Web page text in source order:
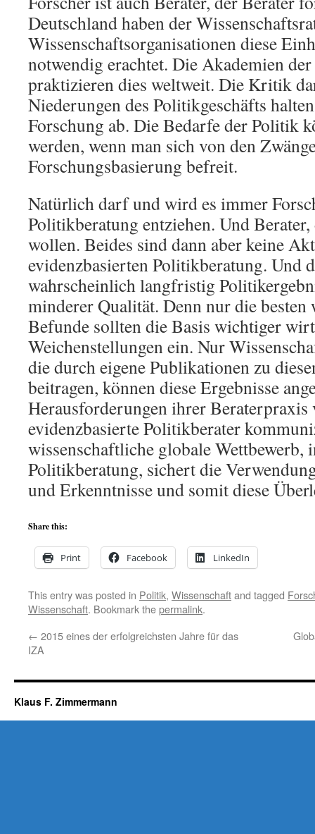
Deutschland haben der
Wissenschaftsorganisationen diese
notwendig erachtet. Die Akademien
praktizieren dies weltweit. Die Kritik
Niederungen des Politikgeschäfts
Forschung ab. Die Bedarfe der Politik
werden, wenn man sich von den
Forschungsbasierung befreit.
Natürlich darf und wird es immer
Politikberatung entziehen. Und
wollen. Beides sind dann aber keine
evidenzbasierten Politikberatung. Und
wahrscheinlich langfristig
minderer Qualität. Denn nur die besten
Befunde sollten die Basis wichtiger
Weichenstellungen ein. Nur
die durch eigene Publikationen zu
beitragen, können diese Ergebnisse
Herausforderungen ihrer Beraterpraxis
evidenzbasierte Politikberater
wissenschaftliche globale Wettbewerb,
Politikberatung, sichert die
und Erkenntnisse und somit diese
Share this:
Print Facebook LinkedIn
This entry was posted in Politik, Wissenschaftand tagged
Wissenschaft. Bookmark thepermalink.
← 2015 eines der erfolgreichsten Jahre für das
IZA
Klaus F. Zimmermann